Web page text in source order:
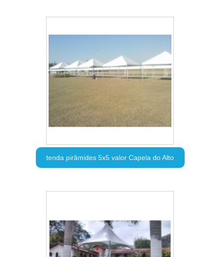
tenda pirâmides 5x5 valor Capela do Alto